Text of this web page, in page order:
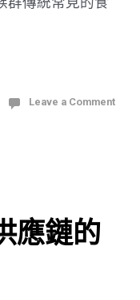
Leave a Comment
應鏈的